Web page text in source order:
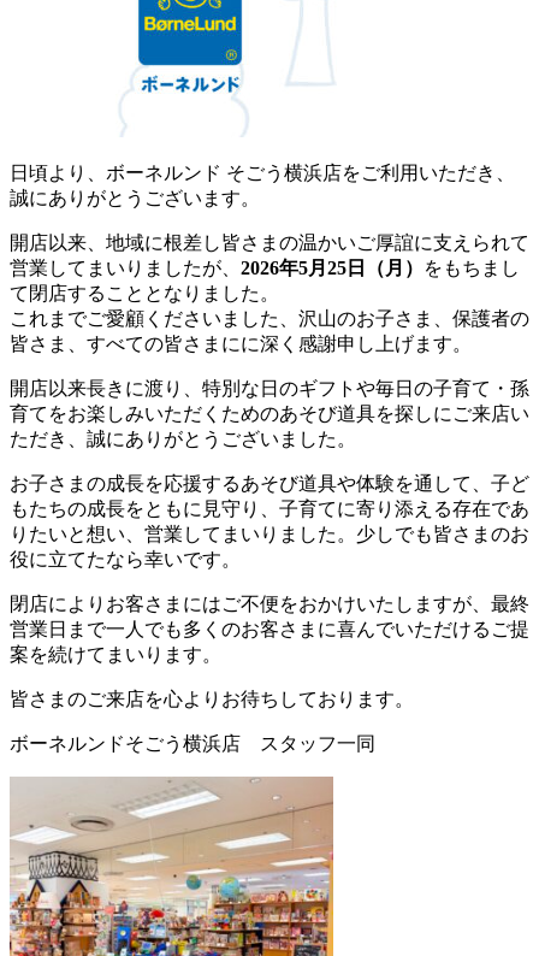
日頃より、ボーネルンド そごう横浜店をご利用いただき、
誠にありがとうございます。
開店以来、地域に根差し皆さまの温かいご厚誼に支えられて
営業してまいりましたが、 2026年5月25日（月）
をもちまし
て閉店することとなりました。
これまでご愛顧くださいました、沢山のお子さま、保護者の
皆さま、すべての皆さまにに深く感謝申し上げます。
開店以来長きに渡り、特別な日のギフトや毎日の子育て・孫
育てをお楽しみいただくためのあそび道具を探しにご来店い
ただき、誠にありがとうございました。
お子さまの成長を応援するあそび道具や体験を通して、子ど
もたちの成長をともに見守り、子育てに寄り添える存在であ
りたいと想い、営業してまいりました。少しでも皆さまのお
役に立てたなら幸いです。
閉店によりお客さまにはご不便をおかけいたしますが、最終
営業日まで一人でも多くのお客さまに喜んでいただけるご提
案を続けてまいります。
皆さまのご来店を心よりお待ちしております。
ボーネルンドそごう横浜店 スタッフ一同